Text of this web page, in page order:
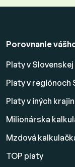
Porovnanie
Platy v
Platy v regiónoch
Platy v iných
Milionárska
Mzdová
TOP platy